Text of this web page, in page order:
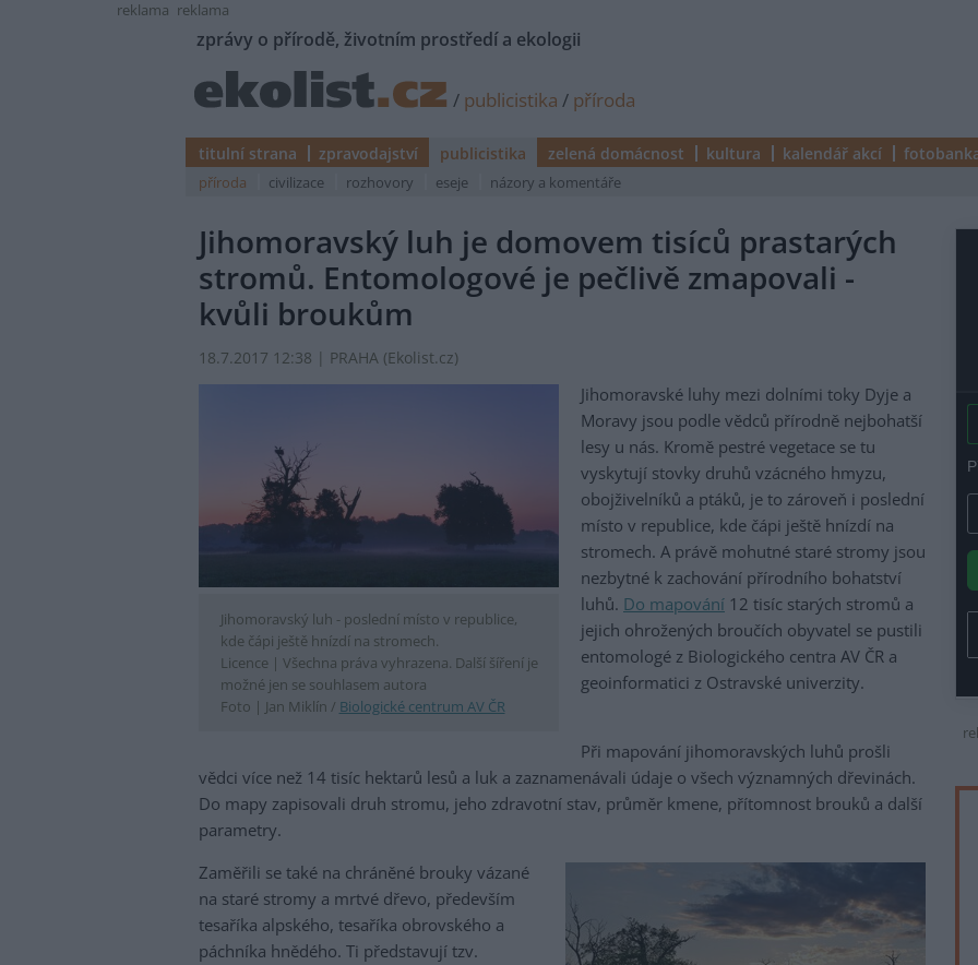
reklama reklama
zprávy o přírodě, životním prostředí a ekologii
/ publicistika / příroda
titulní strana zpravodajství publicistika zelená domácnost kultura kalendář akcí
příroda civilizace rozhovory eseje názory a komentáře
Jihomoravský luh je domovem tisíců prastarých
stromů. Entomologové je pečlivě zmapovali -
kvůli broukům
18.7.2017 12:38 | PRAHA (Ekolist.cz)
Jihomoravský luh - poslední místo v republice,
kde čápi ještě hnízdí na stromech.
Licence | Všechna práva vyhrazena. Další šíření je
možné jen se souhlasem autora
Foto | Jan Miklín / Biologické centrum AV ČR
Jihomoravské luhy mezi dolními toky Dyje a
Moravy jsou podle vědců přírodně nejbohatší
lesy u nás. Kromě pestré vegetace se tu
vyskytují stovky druhů vzácného hmyzu,
obojživelníků a ptáků, je to zároveň i poslední
místo v republice, kde čápi ještě hnízdí na
stromech. A právě mohutné staré stromy jsou
nezbytné k zachování přírodního bohatství
luhů. Do mapování 12 tisíc starých stromů a
jejich ohrožených broučích obyvatel se pustili
entomologé z Biologického centra AV ČR a
geoinformatici z Ostravské univerzity.
Při mapování jihomoravských luhů prošli
vědci více než 14 tisíc hektarů lesů a luk a zaznamenávali údaje o všech významných dřevinách.
Do mapy zapisovali druh stromu, jeho zdravotní stav, průměr kmene, přítomnost brouků a další
parametry.
Zaměřili se také na chráněné brouky vázané
na staré stromy a mrtvé dřevo, především
tesaříka alpského, tesaříka obrovského a
páchníka hnědého. Ti představují tzv.